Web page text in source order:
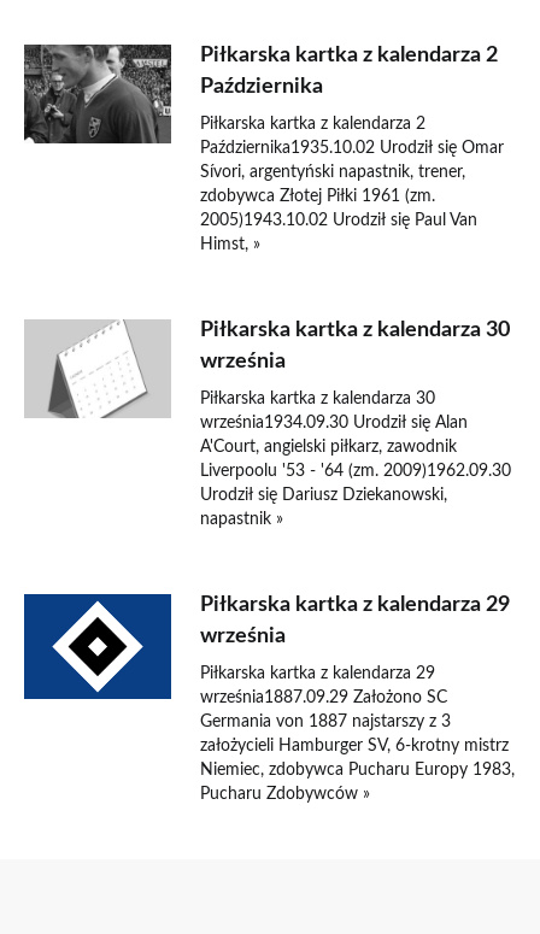
Piłkarska kartka z kalendarza 2
Października
Piłkarska kartka z kalendarza 2
Października1935.10.02 Urodził się Omar
Sívori, argentyński napastnik, trener,
zdobywca Złotej Piłki 1961 (zm.
2005)1943.10.02 Urodził się Paul Van
Himst, »
Piłkarska kartka z kalendarza 30
września
Piłkarska kartka z kalendarza 30
września1934.09.30 Urodził się Alan
A'Court, angielski piłkarz, zawodnik
Liverpoolu '53 - '64 (zm. 2009)1962.09.30
Urodził się Dariusz Dziekanowski,
napastnik »
Piłkarska kartka z kalendarza 29
września
Piłkarska kartka z kalendarza 29
września1887.09.29 Założono SC
Germania von 1887 najstarszy z 3
założycieli Hamburger SV, 6-krotny mistrz
Niemiec, zdobywca Pucharu Europy 1983,
Pucharu Zdobywców »